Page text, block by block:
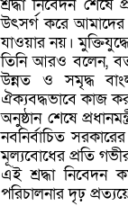
শ্রদ্ধা নিবেদন শেষে
উৎসর্গ করে
যাওয়ার নয়।
তিনি আরও বলেন,
উন্নত ও সমৃদ্ধ
ঐক্যবদ্ধভাবে কাজ
অনুষ্ঠান শেষে
নবনির্বাচিত
মূল্যবোধের প্রতি
এই শ্রদ্ধা নিবেদন
পরিচালনার দৃঢ়